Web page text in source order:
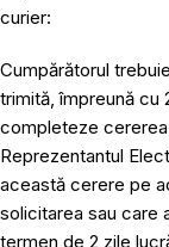
curier:
Cumpărătorul
trimită, împreună cu
completeze cererea
Reprezentantul
această cerere pe
solicitarea sau care
termen de 2 zile